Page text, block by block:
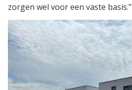
zorgen wel voor een vaste basis.”